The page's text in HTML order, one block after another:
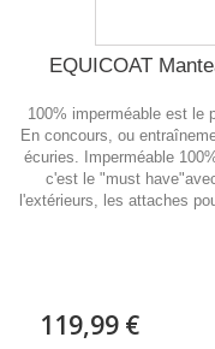
EQUICOAT
100% imperméable est le
En concours, ou
écuries. Imperméable
c'est le "must
l'extérieurs, les attaches
119,99 €